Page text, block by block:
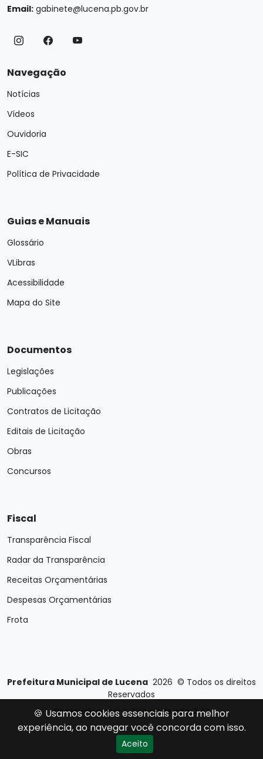
Email: gabinete@lucena.pb.gov.br
Navegação
Notícias
Vídeos
Ouvidoria
E-SIC
Política de Privacidade
Guias e Manuais
Glossário
VLibras
Acessibilidade
Mapa do Site
Documentos
Legislações
Publicações
Contratos de Licitação
Editais de Licitação
Obras
Concursos
Fiscal
Transparência Fiscal
Radar da Transparência
Receitas Orçamentárias
Despesas Orçamentárias
Frota
Prefeitura Municipal de Lucena 2026 © Todos os direitos
Reservados
Desenvolvido porE-Ticons| Versão: 2.4.1
🍪 Usamos cookies essenciais para melhor
experiência, ao navegar você concorda com isso.
Aceito